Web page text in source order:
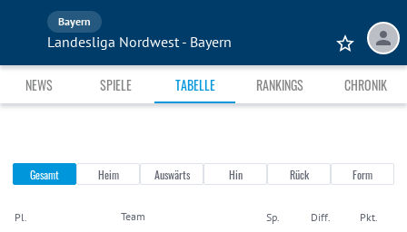
Bayern
Landesliga Nordwest - Bayern
NEWS SPIELE TABELLE RANKINGS CHRONIK
Gesamt Heim Auswärts Hin Rück Form
Pl. Team Sp. Diff. Pkt.